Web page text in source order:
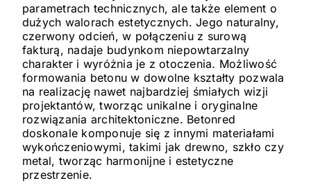
parametrach technicznych, ale także element o
dużych walorach estetycznych. Jego naturalny,
czerwony odcień, w połączeniu z surową
fakturą, nadaje budynkom niepowtarzalny
charakter i wyróżnia je z otoczenia. Możliwość
formowania betonu w dowolne kształty pozwala
na realizację nawet najbardziej śmiałych wizji
projektantów, tworząc unikalne i oryginalne
rozwiązania architektoniczne. Betonred
doskonale komponuje się z innymi materiałami
wykończeniowymi, takimi jak drewno, szkło czy
metal, tworząc harmonijne i estetyczne
przestrzenie.